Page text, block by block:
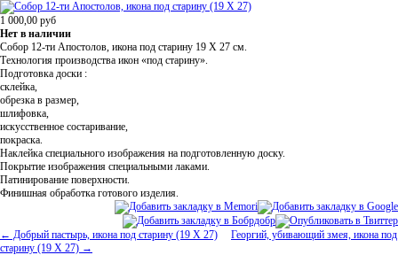
1 000,00 руб
Нет в наличии
Собор 12-ти Апостолов, икона под старину 19 Х 27 см.
Технология производства икон «под старину».
Подготовка доски :
склейка,
обрезка в размер,
шлифовка,
искусственное состаривание,
покраска.
Наклейка специального изображения на подготовленную доску.
Покрытие изображения специальными лаками.
Патинирование поверхности.
Финишная обработка готового изделия.
← Добрый пастырь, икона под старину (19 Х 27)
Георгий, убивающий змея, икона под
старину (19 Х 27) →